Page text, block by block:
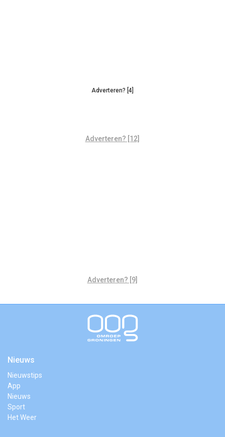
Adverteren? [4]
Adverteren? [12]
Adverteren? [9]
Nieuws
Nieuwstips
App
Nieuws
Sport
Het Weer